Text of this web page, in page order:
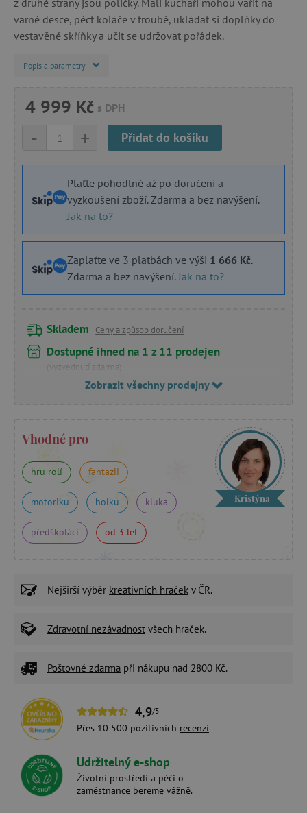
varné desce, péct koláče v troubě, ukládat si doplňky do
vestavěné skříňky a učit se udržovat pořádek.
Popis a parametry
4 999 Kč s DPH
+
- Přidat do košíku
Plaťte pohodlně až po doručení a
vyzkoušení zboží. Zdarma a bez navýšení.
Jak na to?
Zaplaťte ve 3 platbách ve výši 1 666 Kč.
Zdarma a bez navýšení. Jak na to?
Skladem Ceny a způsob doručení
Dostupné ihned na 1 z 11 prodejen
(vyzvednutí zdarma)
Zobrazit všechny prodejny
Vhodné pro
hru rolí fantazii
motoriku holku kluka
předškoláci od 3 let
Kristýna
Nejširší výběr kreativních hraček v ČR.
Zdravotní nezávadnost všech hraček.
Poštovné zdarma při nákupu nad 2800 Kč.
4,9/5
Přes 10 500 pozitivních recenzí
Udržitelný e-shop
Životní prostředí a péči o
zaměstnance bereme vážně.